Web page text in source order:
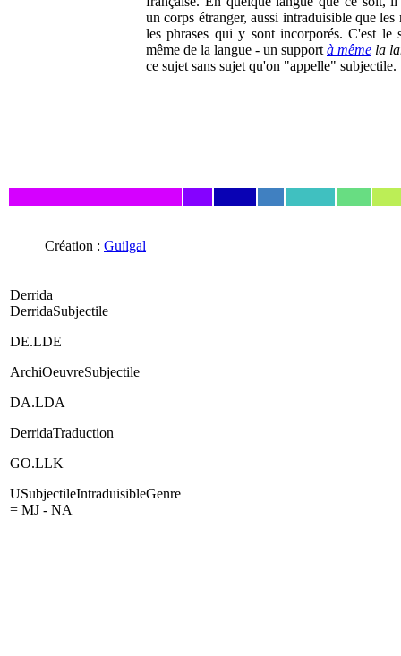
un corps étranger, aussi intraduisible que les
les phrases qui y sont incorporés. C'est le
même de la langue - un support à même la
ce sujet sans sujet qu'on "appelle" subjectile.
Création : Guilgal
Derrida
DerridaSubjectile
DE.LDE
ArchiOeuvreSubjectile
DA.LDA
DerridaTraduction
GO.LLK
USubjectileIntraduisibleGenre
= MJ - NA